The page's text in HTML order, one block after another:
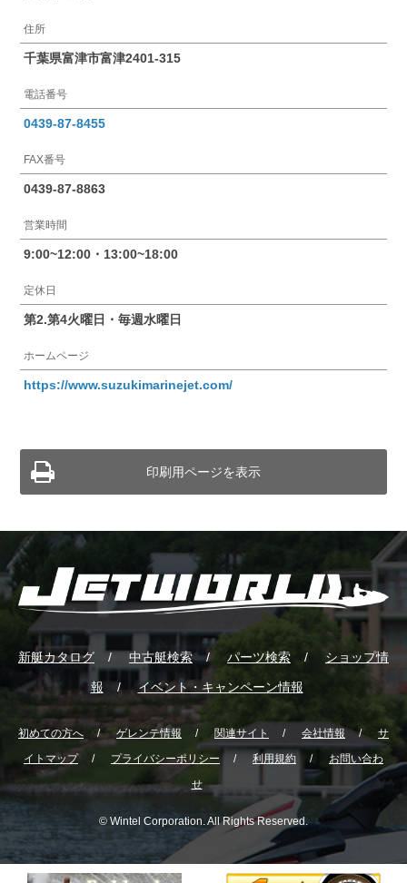
住所
千葉県富津市富津2401-315
電話番号
0439-87-8455
FAX番号
0439-87-8863
営業時間
9:00~12:00・13:00~18:00
定休日
第2.第4火曜日・毎週水曜日
ホームページ
https://www.suzukimarinejet.com/
印刷用ページを表示
新艇カタログ 中古艇検索 パーツ検索 ショップ情
報 イベント・キャンペーン情報
初めての方へ ゲレンテ情報 関連サイト 会社情報
サ
イトマップ
プライバシーポリシー 利用規約
お問い合わ
せ
© Wintel Corporation. All Rights Reserved.